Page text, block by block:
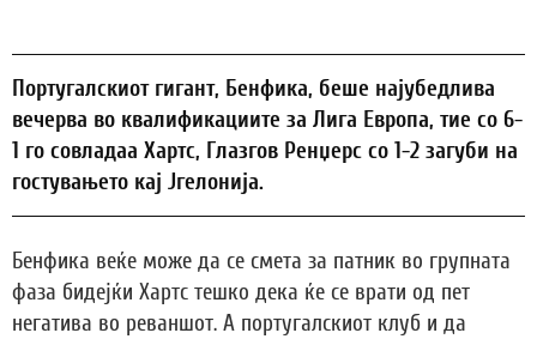
Португалскиот гигант, Бенфика, беше најубедлива
вечерва во квалификациите за Лига Европа, тие со 6-
1 го совладаа Хартс, Глазгов Ренџерс со 1-2 загуби на
гостувањето кај Јгелонија.
Бенфика веќе може да се смета за патник во групната
фаза бидејќи Хартс тешко дека ќе се врати од пет
негатива во реваншот. А португалскиот клуб и да